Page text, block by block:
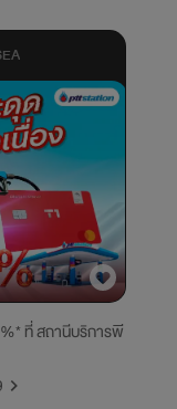
ที่ สถานีบริการพี